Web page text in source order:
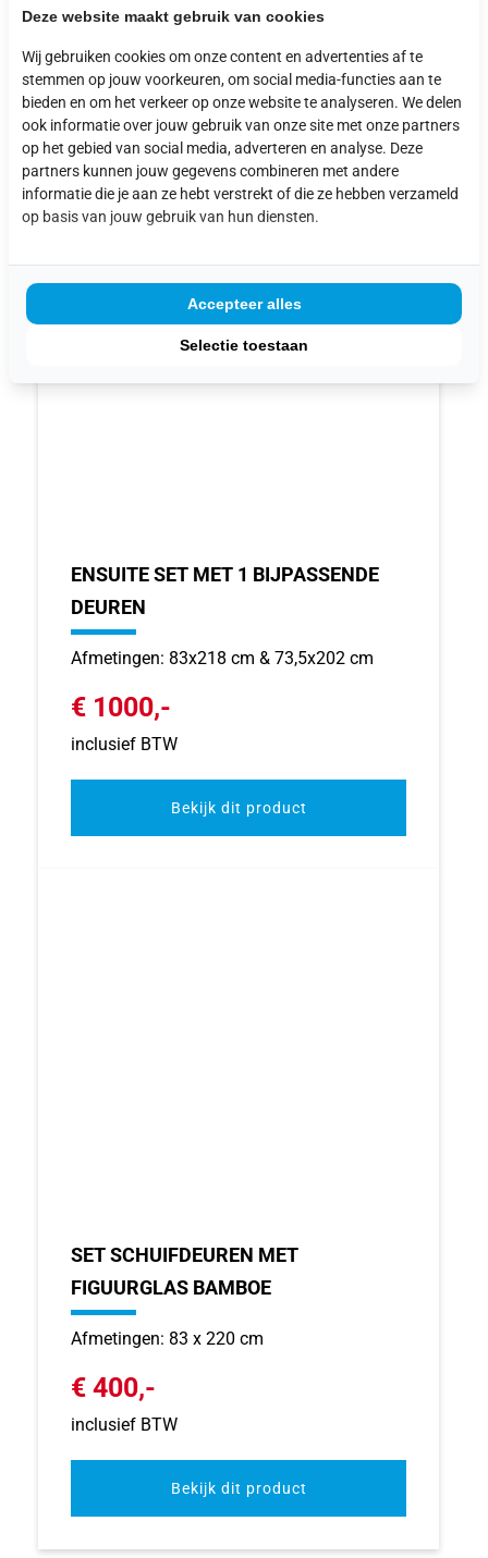
UITGELICHTE
PRODUCTEN
ENSUITE SET MET 1 BIJPASSENDE
DEUREN
Afmetingen: 83x218 cm & 73,5x202 cm
€ 1000,-
inclusief BTW
Bekijk dit product
SET SCHUIFDEUREN MET
FIGUURGLAS BAMBOE
Afmetingen: 83 x 220 cm
€ 400,-
inclusief BTW
Bekijk dit product
Deze website maakt gebruik van cookies
Wij gebruiken cookies om onze content en advertenties af te
stemmen op jouw voorkeuren, om social media-functies aan te
bieden en om het verkeer op onze website te analyseren. We delen
ook informatie over jouw gebruik van onze site met onze partners
op het gebied van social media, adverteren en analyse. Deze
partners kunnen jouw gegevens combineren met andere
informatie die je aan ze hebt verstrekt of die ze hebben verzameld
op basis van jouw gebruik van hun diensten.
Selectie toestaan
Accepteer alles